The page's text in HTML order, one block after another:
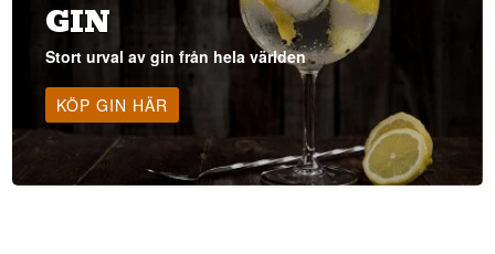
GIN
Stort urval av gin från hela världen
KÖP GIN HÄR